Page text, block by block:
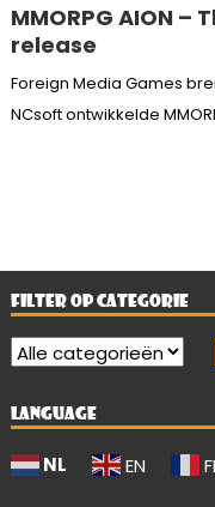
MMORPG AION
release
Foreign Media Games
NCsoft ontwikkelde
FILTER OP CATEGORIE
LANGUAGE
NL EN